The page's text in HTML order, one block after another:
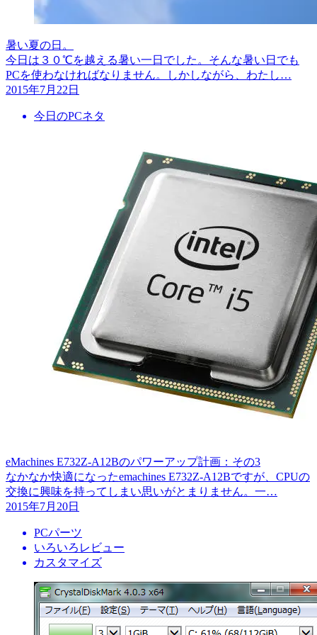
暑い夏の日。
今日は３０℃を越える暑い一日でした。そんな暑い日でも
PCを使わなければなりません。しかしながら、わたし…
2015年7月22日
今日のPCネタ
eMachines E732Z-A12Bのパワーアップ計画：その3
なかなか快適になったemachines E732Z-A12Bですが、CPUの
交換に興味を持ってしまい思いがとまりません。一…
2015年7月20日
PCパーツ
いろいろレビュー
カスタマイズ